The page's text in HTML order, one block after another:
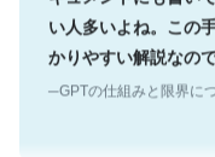
い人多いよね。この
かりやすい解説なの